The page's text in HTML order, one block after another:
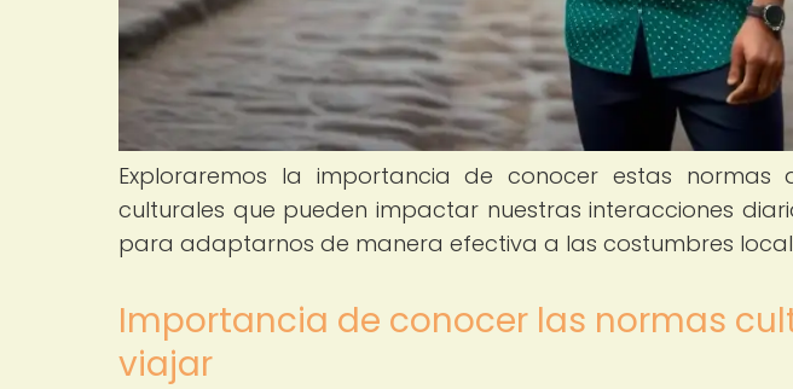
Exploraremos la importancia de conocer estas normas
culturales que pueden impactar nuestras interacciones
para adaptarnos de manera efectiva a las costumbres
Importancia de conocer las normas
viajar